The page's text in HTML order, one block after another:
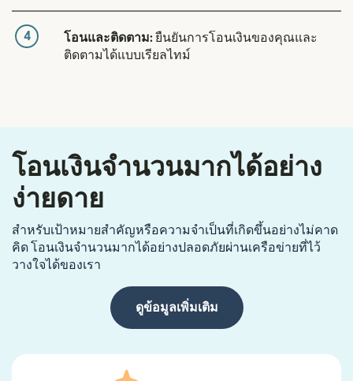
4 โอนและติดตาม:ยืนยันการโอนเงินของคุณและ
ติดตามได้แบบเรียลไทม์
โอนเงินจำนวนมากได้อย่าง
ง่ายดาย
สำหรับเป้าหมายสำคัญหรือความจำเป็นที่เกิดขึ้นอย่างไม่คาด
คิด โอนเงินจำนวนมากได้อย่างปลอดภัยผ่านเครือข่ายที่ไว้
วางใจได้ของเรา
ดูข้อมูลเพิ่มเติม